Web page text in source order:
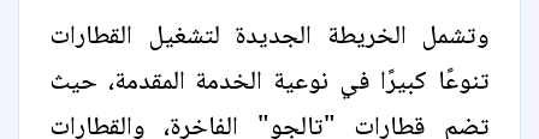
وتشمل الخريطة الجديدة لتشغيل القطارات
تنوعًا كبيرًا في نوعية الخدمة المقدمة، حيث
تضم قطارات "تالجو" الفاخرة، والقطارات